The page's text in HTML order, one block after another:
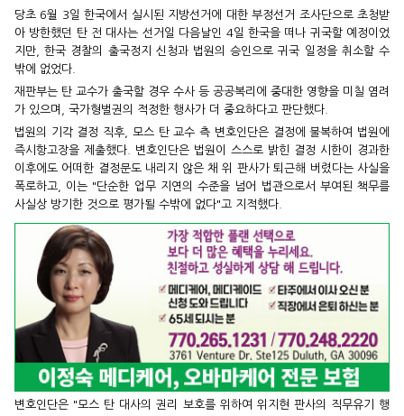
당초 6월 3일 한국에서 실시된 지방선거에 대한 부정선거 조사단으로 초청받
아 방한했던 탄 전 대사는 선거일 다음날인 4일 한국을 떠나 귀국할 예정이었
지만, 한국 경찰의 출국정지 신청과 법원의 승인으로 귀국 일정을 취소할 수
밖에 없었다.
재판부는 탄 교수가 출국할 경우 수사 등 공공복리에 중대한 영향을 미칠 염려
가 있으며, 국가형벌권의 적정한 행사가 더 중요하다고 판단했다.
법원의 기각 결정 직후, 모스 탄 교수 측 변호인단은 결정에 불복하여 법원에
즉시항고장을 제출했다. 변호인단은 법원이 스스로 밝힌 결정 시한이 경과한
이후에도 어떠한 결정문도 내리지 않은 채 위 판사가 퇴근해 버렸다는 사실을
폭로하고, 이는 "단순한 업무 지연의 수준을 넘어 법관으로서 부여된 책무를
사실상 방기한 것으로 평가될 수밖에 없다"고 지적했다.
변호인단은 "모스 탄 대사의 권리 보호를 위하여 위지현 판사의 직무유기 행